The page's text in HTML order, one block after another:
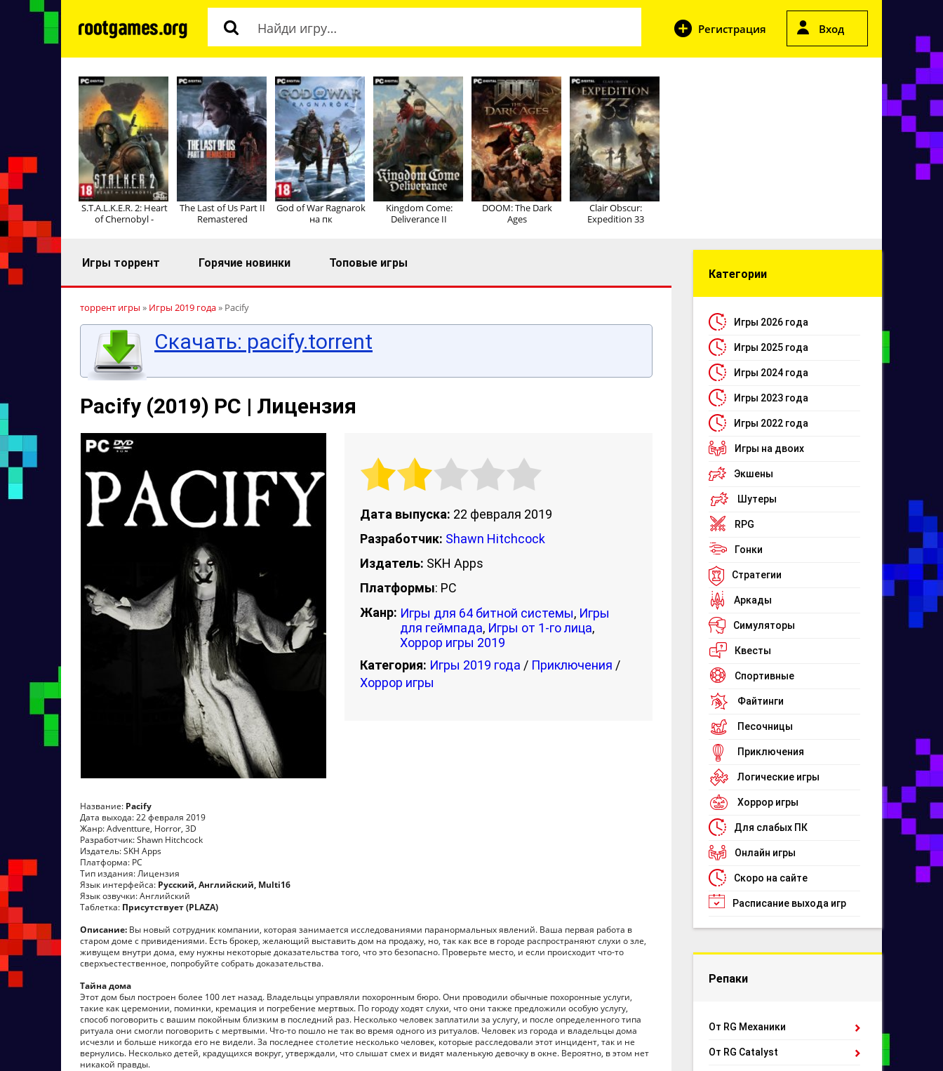
Регистрация Вход
S.T.A.L.K.E.R. 2: Heart
of Chernobyl -
The Last of Us Part II
Remastered
God of War Ragnarok
на пк
Kingdom Come:
Deliverance II
DOOM: The Dark
Ages
Clair Obscur:
Expedition 33
Игры торрент Горячие новинки Топовые игры
торрент игры » Игры 2019 года» Pacify
Скачать: pacify.torrent
Pacify (2019) PC | Лицензия
Дата выпуска: 22 февраля 2019
Разработчик: Shawn Hitchcock
Издатель: SKH Apps
Платформы: PC
Жанр: Игры для 64 битной системы, Игры
для геймпада, Игры от 1-го лица,
Хоррор игры 2019
Категория: Игры 2019 года / Приключения /
Хоррор игры
Название: Pacify
Дата выхода: 22 февраля 2019
Жанр: Adventture, Horror, 3D
Разработчик: Shawn Hitchcock
Издатель: SKH Apps
Платформа: PC
Тип издания: Лицензия
Язык интерфейса: Русский, Английский, Multi16
Язык озвучки: Английский
Таблетка: Присутствует (PLAZA)
Описание: Вы новый сотрудник компании, которая занимается исследованиями паранормальных явлений. Ваша первая работа в
старом доме с привидениями. Есть брокер, желающий выставить дом на продажу, но, так как все в городе распространяют слухи о зле,
живущем внутри дома, ему нужны некоторые доказательства того, что это безопасно. Проверьте место, и если происходит что-то
сверхъестественное, попробуйте собрать доказательства.
Тайна дома
Этот дом был построен более 100 лет назад. Владельцы управляли похоронным бюро. Они проводили обычные похоронные услуги,
такие как церемонии, поминки, кремация и погребение мертвых. По городу ходят слухи, что они также предложили особую услугу,
способ поговорить с вашим покойным близким в последний раз. Несколько человек заплатили за услугу, и после определенного типа
ритуала они смогли поговорить с мертвыми. Что-то пошло не так во время одного из ритуалов. Человек из города и владельцы дома
исчезли и больше никогда его не видели. За последнее столетие несколько человек, которые расследовали этот инцидент, так и не
вернулись. Несколько детей, крадущихся вокруг, утверждали, что слышат смех и видят маленькую девочку в окне. Вероятно, в этом нет
никакой правды.
Категории
Игры 2026 года
Игры 2025 года
Игры 2024 года
Игры 2023 года
Игры 2022 года
Игры на двоих
Экшены
Шутеры
RPG
Гонки
Стратегии
Аркады
Симуляторы
Квесты
Спортивные
Файтинги
Песочницы
Приключения
Логические игры
Хоррор игры
Для слабых ПК
Онлайн игры
Скоро на сайте
Расписание выхода игр
Репаки
От RG Механики
От RG Catalyst